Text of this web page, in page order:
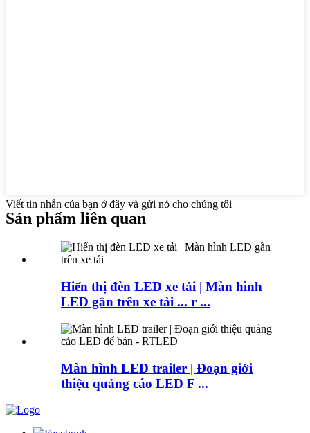
Viết tin nhắn của bạn ở đây và gửi nó cho chúng tôi
Sản phẩm liên quan
Hiển thị đèn LED xe tải | Màn hình
LED gắn trên xe tải ... r ...
Màn hình LED trailer | Đoạn giới
thiệu quảng cáo LED F ...